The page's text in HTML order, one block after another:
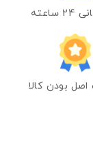
بودن کالا